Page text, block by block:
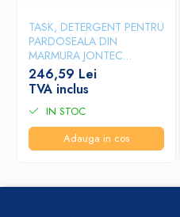
TASK, DETERGENT PENTRU
PARDOSEALA DIN
MARMURA JONTEC
TENSOL, 5L
246,59 Lei
TVA inclus
IN STOC
Adauga in cos